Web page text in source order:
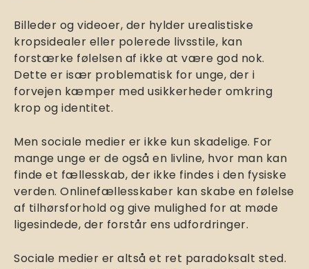
Billeder og videoer, der hylder urealistiske
kropsidealer eller polerede livsstile, kan
forstærke følelsen af ikke at være god nok.
Dette er især problematisk for unge, der i
forvejen kæmper med usikkerheder omkring
krop og identitet.
Men sociale medier er ikke kun skadelige. For
mange unge er de også en livline, hvor man kan
finde et fællesskab, der ikke findes i den fysiske
verden. Onlinefællesskaber kan skabe en følelse
af tilhørsforhold og give mulighed for at møde
ligesindede, der forstår ens udfordringer.
Sociale medier er altså et ret paradoksalt sted.